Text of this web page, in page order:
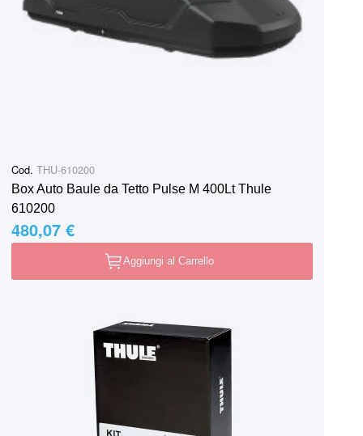
Cod. THU-610200
Box Auto Baule da Tetto Pulse M 400Lt Thule
610200
480,07 €
Aggiungi al Carrello